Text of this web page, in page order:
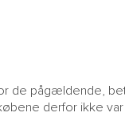
de pågældende,
derfor ikke var